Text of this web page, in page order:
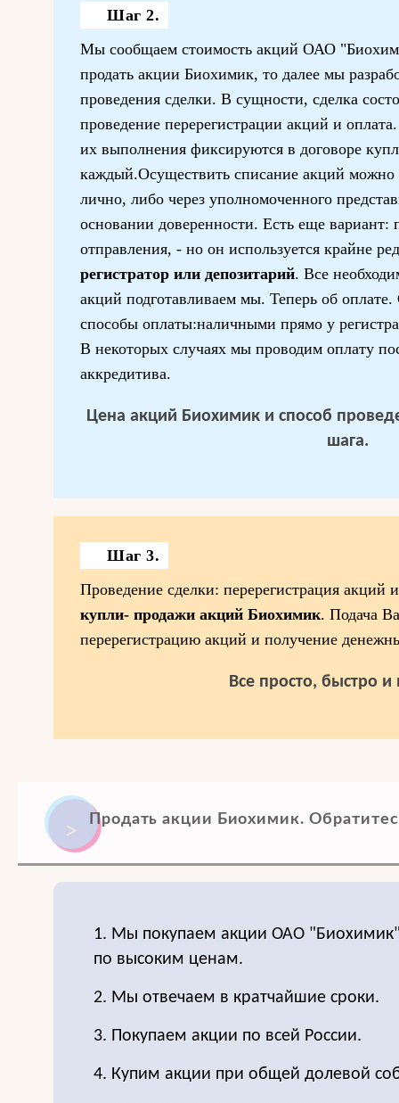
Шаг 2.
Мы сообщаем стоимость акций ОАО
продать акции Биохимик, то далее мы
проведения сделки. В сущности, сделка
проведение перерегистрации акций и
их выполнения фиксируются в договоре
каждый.Осуществить списание акций можно
лично, либо через уполномоченного
основании доверенности. Есть еще вариант:
отправления, - но он используется крайне
регистратор или депозитарий. Все
акций подготавливаем мы. Теперь об
способы оплаты:наличными прямо у
В некоторых случаях мы проводим оплату
аккредитива.
Цена акций Биохимик и способ
шага.
Шаг 3.
Проведение сделки: перерегистрация акций
купли- продажи акций Биохимик. Подача
перерегистрацию акций и получение
Все просто, быстро и
Продать акции Биохимик.
1. Мы покупаем акции ОАО
по высоким ценам.
2. Мы отвечаем в кратчайшие сроки.
3. Покупаем акции по всей России.
4. Купим акции при общей долевой